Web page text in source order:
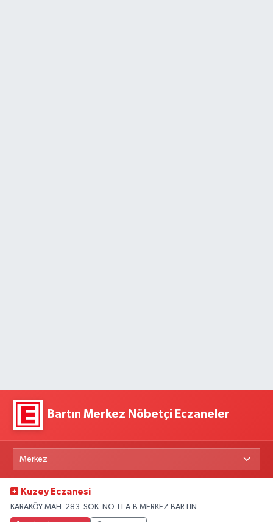
Bartın Merkez Nöbetçi Eczaneler
Kuzey Eczanesi
KARAKÖY MAH. 283. SOK. NO:11 A-B MERKEZ BARTIN